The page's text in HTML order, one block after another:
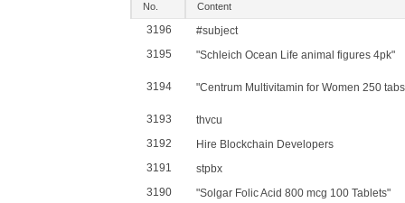
No. Content
3196
#subject
3195
"Schleich Ocean Life animal figures 4pk"
3194 "Centrum Multivitamin for Women 250
3193
thvcu
3192
Hire Blockchain Developers
3191
stpbx
3190
"Solgar Folic Acid 800 mcg 100 Tablets"